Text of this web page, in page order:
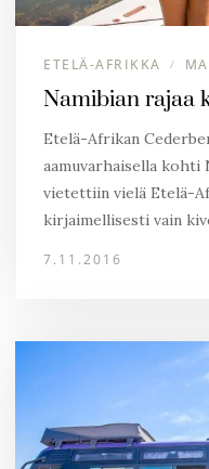
ETELÄ-AFRIKKA /
Namibian rajaa
Etelä-Afrikan
aamuvarhaisella kohti
vietettiin vielä Etelä-
kirjaimellisesti vain
7.11.2016